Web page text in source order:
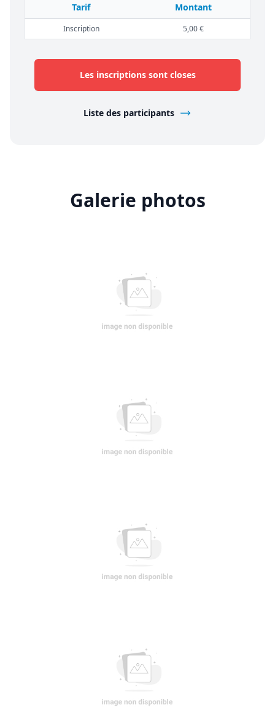
Tarif Montant
Inscription 5,00 €
Les inscriptions sont closes
Liste des participants
Galerie photos